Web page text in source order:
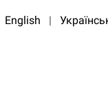
English |